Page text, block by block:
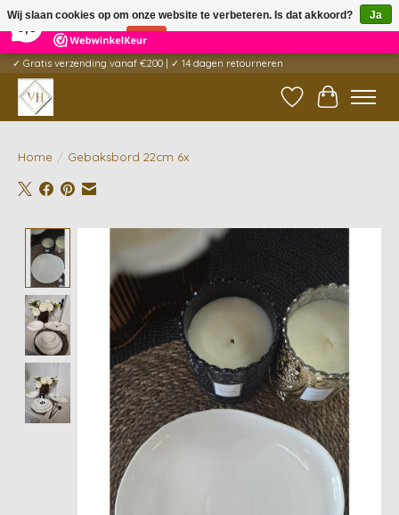
5 Reviews ×
✓ Gratis verzending vanaf €200 | ✓ 14 dagen retourneren
Verlanglijst
Home / Gebaksbord 22cm 6x
Product image slideshow Items
Wij slaan cookies op om onze website te verbeteren. Is dat akkoord?
Ja
Nee